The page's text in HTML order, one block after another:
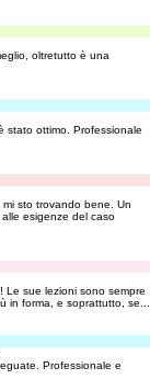
oltretutto è una
stato ottimo. Professionale
sto trovando bene. Un
esigenze del caso
Le sue lezioni sono sempre
in forma, e soprattutto, se...
Professionale e